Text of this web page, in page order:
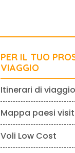
PER IL TUO
VIAGGIO
Itinerari di viaggio
Mappa paesi
Voli Low Cost